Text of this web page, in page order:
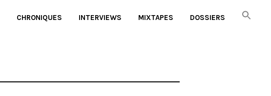
CHRONIQUES INTERVIEWS MIXTAPES DOSSIERS